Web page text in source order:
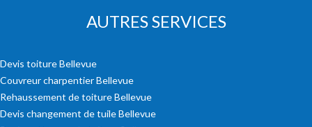
AUTRES SERVICES
Devis toiture Bellevue
Couvreur charpentier Bellevue
Rehaussement de toiture Bellevue
Devis changement de tuile Bellevue